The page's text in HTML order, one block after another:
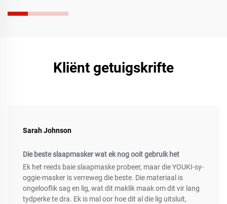
Kliënt getuigskrifte
Sarah Johnson
Die beste slaapmasker wat ek nog ooit gebruik het
Ek het reeds baie slaapmaske probeer, maar die YOUKI-sy-
oggie-masker is verreweg die beste. Die materiaal is
ongelooflik sag en lig, wat dit maklik maak om dit vir lang
tydperke te dra. Ek is mal oor hoe dit al die lig uitsluit,